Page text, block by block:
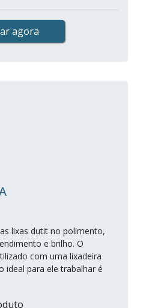
agora
lixas dutit no polimento,
e brilho. O
com uma lixadeira
ideal para ele trabalhar é